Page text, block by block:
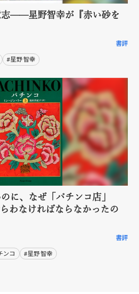
志——星野智幸が『赤い砂を
書評
#星野 智幸
に、なぜ「パチンコ店」
わなければならなかったの
書評
ンコ #星野 智幸